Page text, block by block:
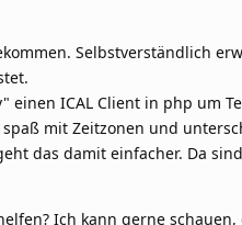
Selbstverständlich
ICAL Client in php um
mit Zeitzonen und
das damit einfacher. Da
Ich kann gerne